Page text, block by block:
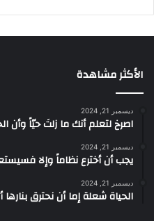
الأكثر مشاهدة
ديسمبر 21, 2024
‫اصرخ لتعلم أنك ما زلتَ حيّاً
ديسمبر 21, 2024
يجب أن أخترع نظاماً وإلا
ديسمبر 21, 2024
الحياة شعلة إما أن نحترق